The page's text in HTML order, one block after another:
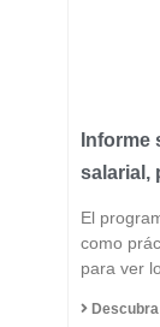
Informe
salarial,
El
como
para ver